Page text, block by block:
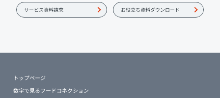
サービス資料請求 お役立ち資料ダウンロード
トップページ
数字で見るフードコネクション